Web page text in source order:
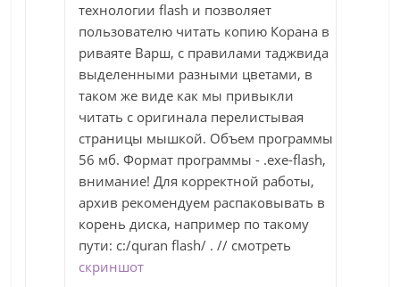
технологии flash и позволяет
пользователю читать копию Корана в
риваяте Варш, с правилами таджвида
выделенными разными цветами, в
таком же виде как мы привыкли
читать с оригинала перелистывая
страницы мышкой. Объем программы
56 мб. Формат программы - .exe-flash,
внимание! Для корректной работы,
архив рекомендуем распаковывать в
корень диска, например по такому
пути: c:/quran flash/ . // смотреть
скриншот